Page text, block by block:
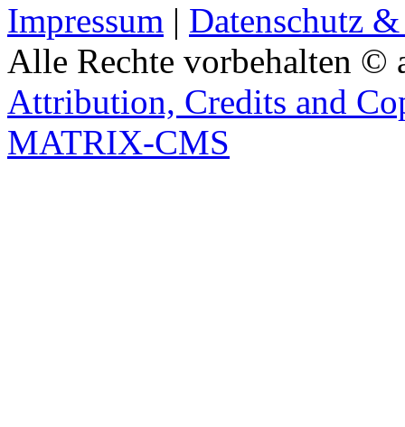
Impressum | Datenschutz
Alle Rechte vorbehalten ©
Attribution, Credits and
MATRIX-CMS